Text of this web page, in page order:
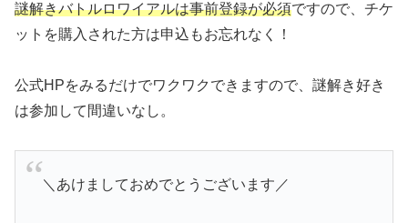
謎解きバトルロワイアルは事前登録が必須ですので、チケ
ットを購入された方は申込もお忘れなく！
公式HPをみるだけでワクワクできますので、謎解き好き
は参加して間違いなし。
＼あけましておめでとうございます／